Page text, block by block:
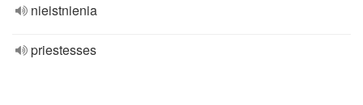
nieistnienia
priestesses